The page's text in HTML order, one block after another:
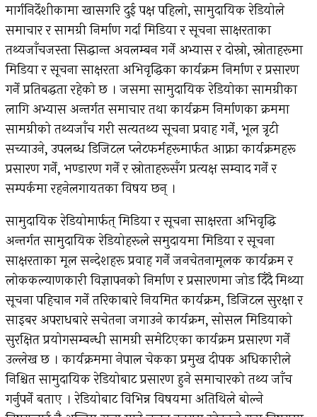
मार्गनिर्देशीकामा खासगरि दुई पक्ष पहिलो, सामुदायिक रेडियोले
समाचार र सामग्री निर्माण गर्दा मिडिया र सूचना साक्षरताका
तथ्यजाँचजस्ता सिद्धान्त अवलम्बन गर्ने अभ्यास र दोस्रो, स्रोताहरूमा
मिडिया र सूचना साक्षरता अभिवृद्धिका कार्यक्रम निर्माण र प्रसारण
गर्ने प्रतिबद्धता रहेको छ । जसमा सामुदायिक रेडियोका सामग्रीका
लागि अभ्यास अन्तर्गत समाचार तथा कार्यक्रम निर्माणका क्रममा
सामग्रीको तथ्यजाँच गरी सत्यतथ्य सूचना प्रवाह गर्ने, भूल त्रृटी
सच्याउने, उपलब्ध डिजिटल प्लेटफर्महरूमार्फत आफ्ना कार्यक्रमहरू
प्रसारण गर्ने, भण्डारण गर्ने र स्रोताहरूसँग प्रत्यक्ष सम्वाद गर्ने र
सम्पर्कमा रहनेलगायतका विषय छन् ।
सामुदायिक रेडियोमार्फत् मिडिया र सूचना साक्षरता अभिवृद्धि
अन्तर्गत सामुदायिक रेडियोहरूले समुदायमा मिडिया र सूचना
साक्षरताका मूल सन्देशहरू प्रवाह गर्ने जनचेतनामूलक कार्यक्रम र
लोककल्याणकारी विज्ञापनको निर्माण र प्रसारणमा जोड दिँदै मिथ्या
सूचना पहिचान गर्ने तरिकाबारे नियमित कार्यक्रम, डिजिटल सुरक्षा र
साइबर अपराधबारे सचेतना जगाउने कार्यक्रम, सोसल मिडियाको
सुरक्षित प्रयोगसम्बन्धी सामग्री समेटिएका कार्यक्रम प्रसारण गर्ने
उल्लेख छ । कार्यक्रममा नेपाल चेकका प्रमुख दीपक अधिकारीले
निश्चित सामुदायिक रेडियोबाट प्रसारण हुने समाचारको तथ्य जाँच
गर्नुपर्ने बताए । रेडियोबाट विभिन्न विषयमा अतिथिले बोल्ने